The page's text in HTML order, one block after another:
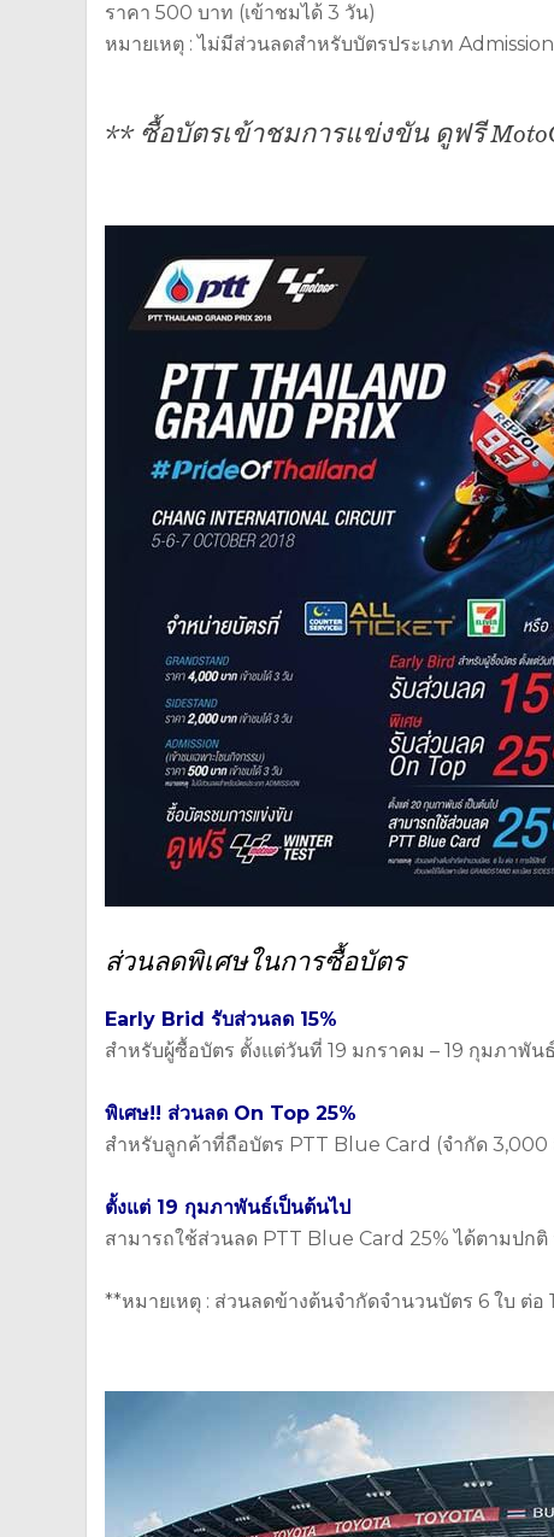
ราคา 500 บาท (เข้าชมได้ 3 วัน)
หมายเหตุ : ไม่มีส่วนลดสำหรับบัตรประเภท Admission
** ซื้อบัตรเข้าชมการแข่งขัน ดูฟรี
ส่วนลดพิเศษในการซื้อบัตร
Early Brid รับส่วนลด 15%
สำหรับผู้ซื้อบัตร ตั้งแต่วันที่ 19 มกราคม – 19 กุมภาพันธ์
พิเศษ!! ส่วนลด On Top 25%
สำหรับลูกค้าที่ถือบัตร PTT Blue Card (จำกัด 3,000
ตั้งแต่ 19 กุมภาพันธ์เป็นต้นไป
สามารถใช้ส่วนลด PTT Blue Card 25% ได้ตามปก
**หมายเหตุ : ส่วนลดข้างต้นจำกัดจำนวนบัตร 6 ใบ ต่อ